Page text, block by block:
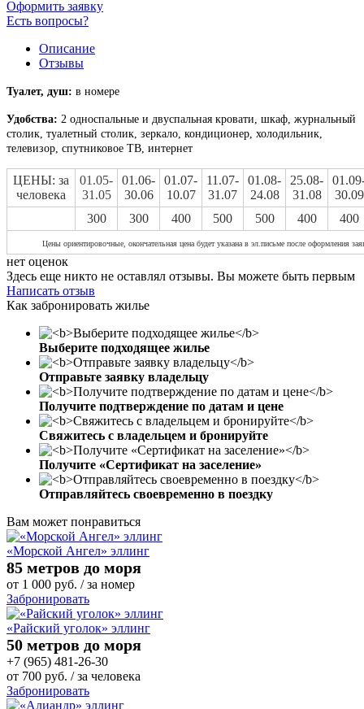
Оформить заявку
Есть вопросы?
Описание
Отзывы
Туалет, душ: в номере
Удобства: 2 односпальные и двуспальная кровати, шкаф, журнальный
столик, туалетный столик, зеркало, кондиционер, холодильник,
телевизор, спутниковое ТВ, интернет
ЦЕНЫ: за
человека
01.05-
31.05
01.06-
30.06
01.07-
10.07
11.07-
31.07
01.08-
24.08
25.08-
31.08
30.09
300
300 400 500 500 400 400
Цены ориентировочные, окончательная цена будет указана в эл.письме после оформления
нет оценок
Здесь еще никто не оставлял отзывы. Вы можете быть первым
Написать отзыв
Как забронировать жилье
Выберите подходящее жилье
Отправьте заявку владельцу
Получите подтверждение по датам и цене
Свяжитесь с владельцем и бронируйте
Получите «Сертификат на заселение»
Отправляйтесь своевременно в поездку
Вам может понравиться
«Морской Ангел» эллинг
85 метров до моря
от 1 000 руб. / за номер
Забронировать
«Райский уголок» эллинг
50 метров до моря
+7 (965) 481-26-30
от 700 руб. / за человека
Забронировать